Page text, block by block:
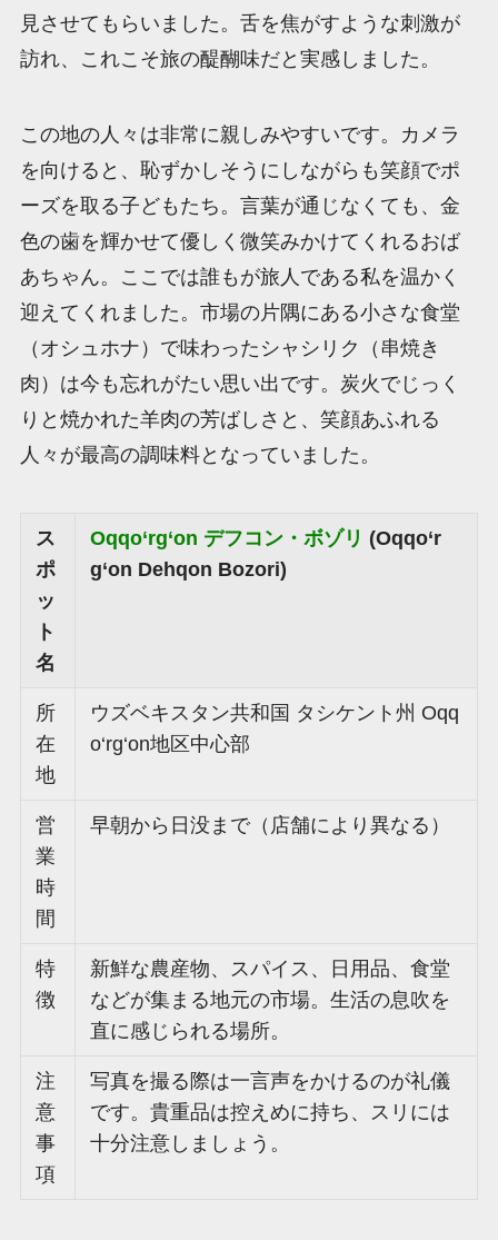
見させてもらいました。舌を焦がすような刺激が
訪れ、これこそ旅の醍醐味だと実感しました。
この地の人々は非常に親しみやすいです。カメラ
を向けると、恥ずかしそうにしながらも笑顔でポ
ーズを取る子どもたち。言葉が通じなくても、金
色の歯を輝かせて優しく微笑みかけてくれるおば
あちゃん。ここでは誰もが旅人である私を温かく
迎えてくれました。市場の片隅にある小さな食堂
（オシュホナ）で味わったシャシリク（串焼き
肉）は今も忘れがたい思い出です。炭火でじっく
りと焼かれた羊肉の芳ばしさと、笑顔あふれる
人々が最高の調味料となっていました。
ス
ポ
ッ
ト
名
Oqqo‘rg‘on デフコン・ボゾリ (Oqqo‘r
g‘on Dehqon Bozori)
所
在
地
ウズベキスタン共和国 タシケント州 Oqq
o‘rg‘on地区中心部
営
業
時
間
早朝から日没まで（店舗により異なる）
特
徴
新鮮な農産物、スパイス、日用品、食堂
などが集まる地元の市場。生活の息吹を
直に感じられる場所。
注
意
事
項
写真を撮る際は一言声をかけるのが礼儀
です。貴重品は控えめに持ち、スリには
十分注意しましょう。